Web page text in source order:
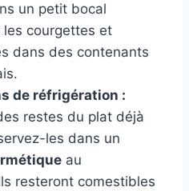
un petit bocal
courgettes et
dans des contenants
de réfrigération :
restes du plat déjà
les dans un
au
resteront comestibles